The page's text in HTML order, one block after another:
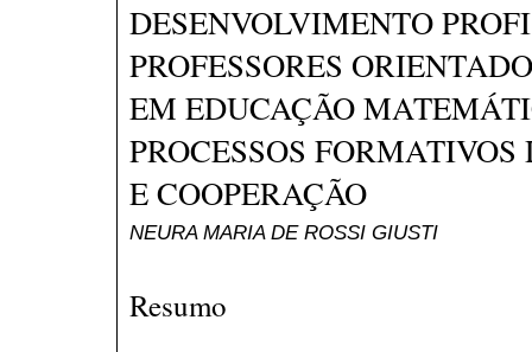
DESENVOLVIMENTO
PROFESSORES
EM EDUCAÇÃO
PROCESSOS
E COOPERAÇÃO
NEURA MARIA DE ROSSI GIUSTI
Resumo